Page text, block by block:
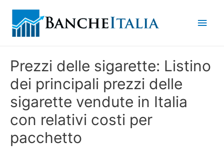
Prezzi delle sigarette: Listino
dei principali prezzi delle
sigarette vendute in Italia
con relativi costi per
pacchetto